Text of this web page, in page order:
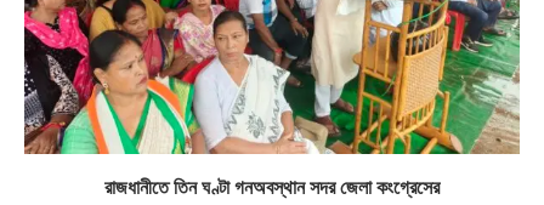
রাজধানীতে তিন ঘণ্টা গনঅবস্থান সদর জেলা কংগ্রেসের